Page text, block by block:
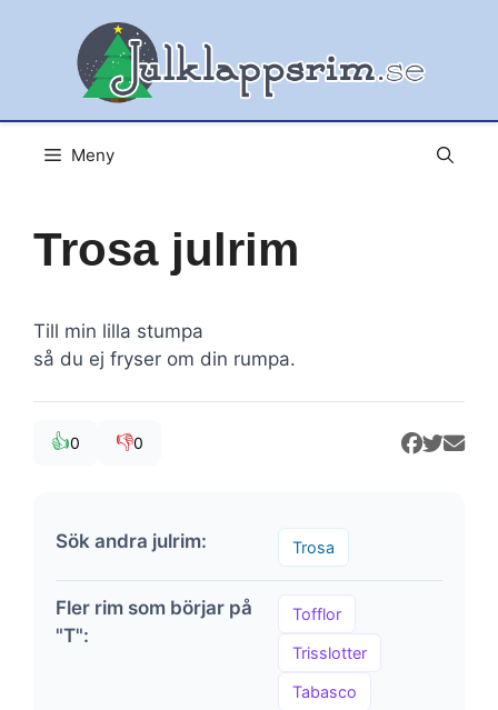
Meny
Trosa julrim
Till min lilla stumpa
så du ej fryser om din rumpa.
👍0 👎0
Sök andra julrim: Trosa
Fler rim som börjar på
"T":
Tofflor
Trisslotter
Tabasco